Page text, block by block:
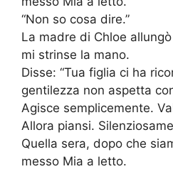
“Non so cosa dire.”
La madre di Chloe
mi strinse la mano.
Disse: “Tua figlia ci ha
gentilezza non aspetta
Agisce semplicemente.
Allora piansi.
Quella sera, dopo che
messo Mia a letto.